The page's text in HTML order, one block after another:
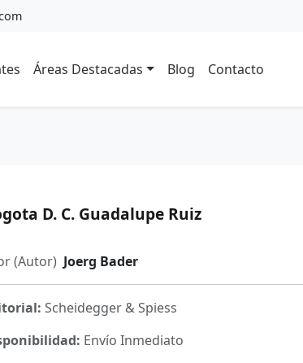
Áreas Destacadas Blog Contacto
D. C. Guadalupe Ruiz
(Autor) Joerg Bader
Scheidegger & Spiess
Envío Inmediato